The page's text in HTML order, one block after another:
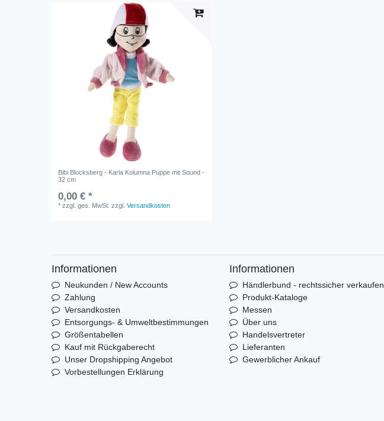
Bibi Blocksberg - Karla Kolumna Puppe mit Sound -
32 cm
0,00 € *
*zzgl. ges. MwSt. zzgl.Versandkosten
Informationen
Neukunden / New Accounts
Zahlung
Versandkosten
Entsorgungs- & Umweltbestimmungen
Größentabellen
Kauf mit Rückgaberecht
Unser Dropshipping Angebot
Vorbestellungen Erklärung
Informationen
Händlerbund - rechtssicher verkaufen
Produkt-Kataloge
Messen
Über uns
Handelsvertreter
Lieferanten
Gewerblicher Ankauf